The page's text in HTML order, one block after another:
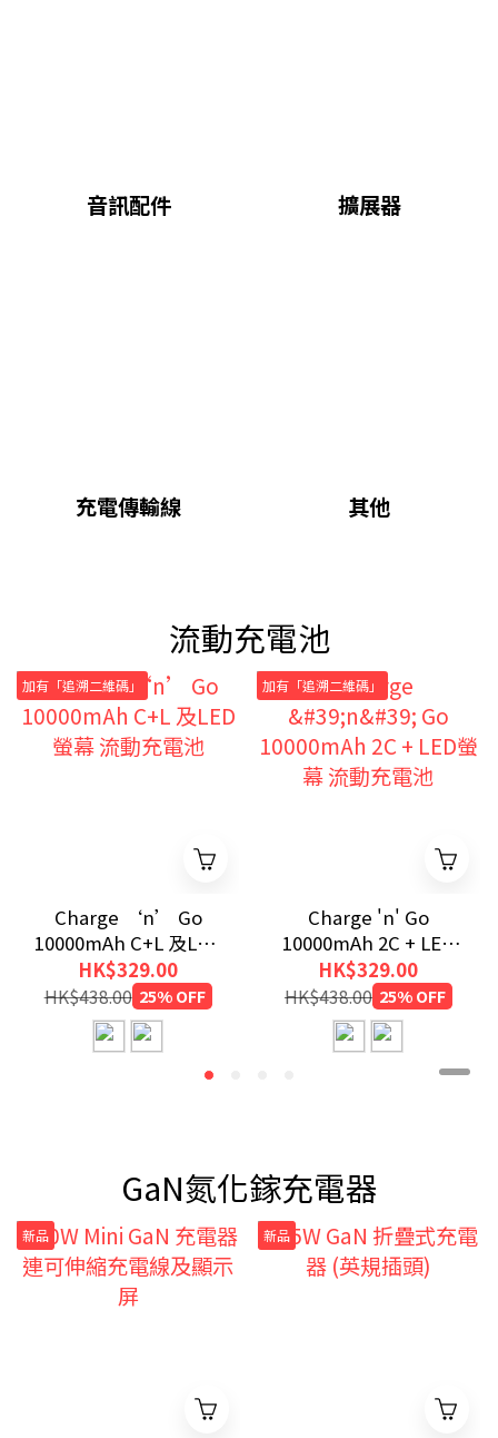
音訊配件 擴展器
充電傳輸線 其他
流動充電池
加有「追溯二維碼」
Charge ‘n’ Go
10000mAh C+L 及LED
螢幕 流動充電池
HK$329.00
HK$438.00 25% OFF
加有「追溯二維碼」
Charge 'n' Go
10000mAh 2C + LED
螢幕 流動充電池
HK$329.00
HK$438.00 25% OFF
GaN氮化鎵充電器
新品 新品